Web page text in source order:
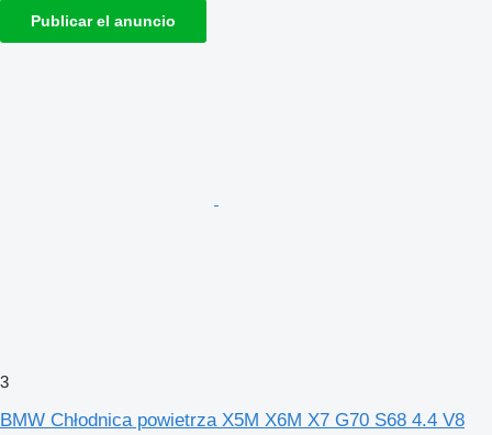
Publicar el anuncio
3
BMW Chłodnica powietrza X5M X6M X7 G70 S68 4.4 V8